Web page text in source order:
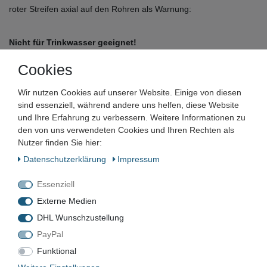
roter Streifen axial auf den Rohren als Warnung:
Nicht für Trinkwasser geeignet!
Anwendungen
Industrie- und Heizungsanlagen
Alle hier angebotenen Fitinge sind Restbestände und nur in den
angegebenen Stückzahlen verfügbar.
Viega
VIEGA Prestabo Pressfitting SC-
Cookies
Wir nutzen Cookies auf unserer Website. Einige von diesen
sind essenziell, während andere uns helfen, diese Website
und Ihre Erfahrung zu verbessern. Weitere Informationen zu
den von uns verwendeten Cookies und Ihren Rechten als
Nutzer finden Sie hier:
Daten­schutz­erklärung
Impressum
Essenziell
Externe Medien
DHL Wunschzustellung
PayPal
Funktional